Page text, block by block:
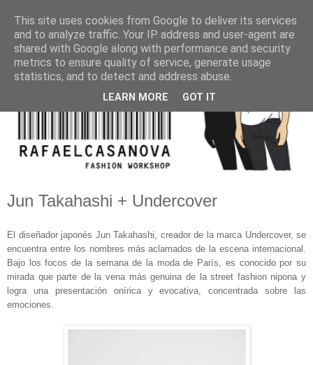
Jun Takahashi + Undercover
El diseñador japonés Jun Takahashi, creador de la marca Undercover, se
encuentra entre los nombres más aclamados de la escena internacional.
Bajo los focos de la semana de la moda de París, es conocido por su
mirada que parte de la vena más genuina de la street fashion nipona y
logra una presentación onírica y evocativa, concentrada sobre las
emociones.
This site uses cookies from Google to deliver its services
and to analyze traffic. Your IP address and user-agent are
shared with Google along with performance and security
metrics to ensure quality of service, generate usage
statistics, and to detect and address abuse.
LEARN MORE GOT IT